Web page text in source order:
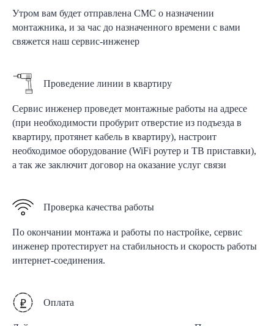
Утром вам будет отправлена СМС о назначении
монтажника, и за час до назначенного времени с вами
свяжется наш сервис-инженер
Проведение линии в квартиру
Сервис инженер проведет монтажные работы на адресе
(при необходимости пробурит отверстие из подъезда в
квартиру, протянет кабель в квартиру), настроит
необходимое оборудование (WiFi роутер и ТВ приставки),
а так же заключит договор на оказание услуг связи
Проверка качества работы
По окончании монтажа и работы по настройке, сервис
инженер протестирует на стабильность и скорость работы
интернет-соединения.
Оплата